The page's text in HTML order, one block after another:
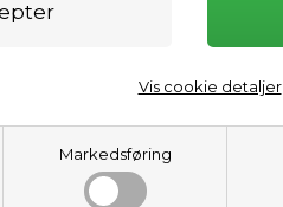
Markedsføring
Vis cookie detaljer